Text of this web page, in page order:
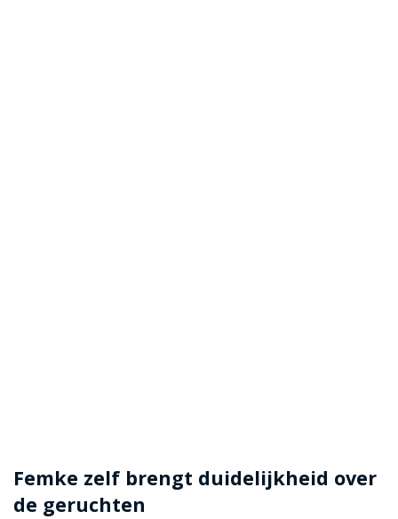
Femke zelf brengt duidelijkheid over
de geruchten